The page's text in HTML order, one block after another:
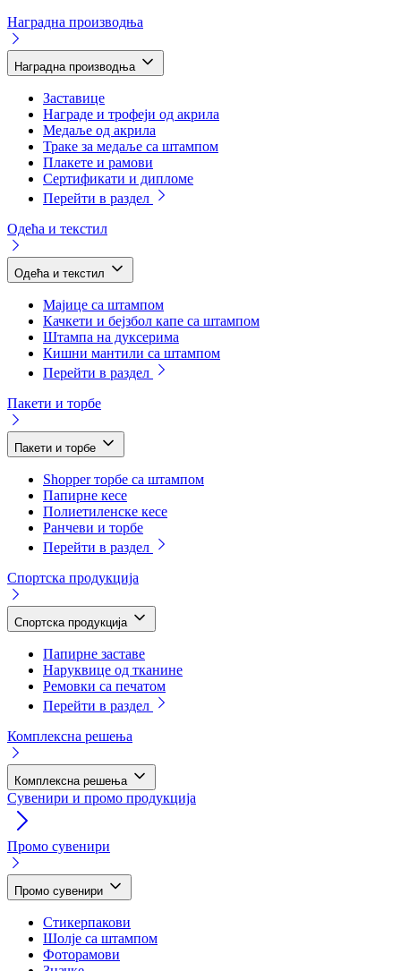
Наградна производња
Наградна производња
Заставице
Награде и трофеји од акрила
Медаље од акрила
Траке за медаље са штампом
Плакете и рамови
Сертификати и дипломе
Перейти в раздел
Одећа и текстил
Одећа и текстил
Мајице са штампом
Качкети и бејзбол капе са штампом
Штампа на дуксерима
Кишни мантили са штампом
Перейти в раздел
Пакети и торбе
Пакети и торбе
Shopper торбе са штампом
Папирне кесе
Полиетиленске кесе
Ранчеви и торбе
Перейти в раздел
Спортска продукција
Спортска продукција
Папирне заставе
Наруквице од тканине
Ремовки са печатом
Перейти в раздел
Комплексна решења
Комплексна решења
Сувенири и промо продукција
Промо сувенири
Промо сувенири
Стикерпакови
Шолје са штампом
Фоторамови